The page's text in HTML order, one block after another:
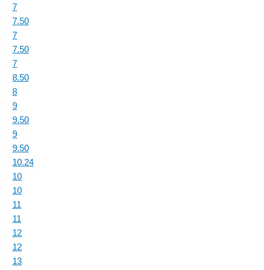
7
7.50
7
7.50
7
8.50
8
9
9.50
9
9.50
10.24
10
10
11
11
12
12
13